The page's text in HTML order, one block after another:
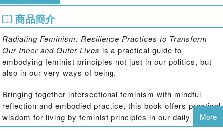
商品簡介
Radiating Feminism: Resilience Practices to Transform
Our Inner and Outer Lives is a practical guide to
embodying feminist principles not just in our politics, but
also in our very ways of being.
Bringing together intersectional feminism with mindful
reflection and embodied practice, this book offers practical
wisdom for living by feminist principles in our daily lives.
Each chapter includes practices and interactive activities
More